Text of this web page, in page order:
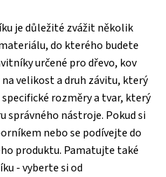
je důležité zvážit několik
do kterého budete
určené pro dřevo, kov
velikost a druh závitu, který
rozměry a tvar, který
správného nástroje. Pokud si
nebo se podívejte do
produktu. Pamatujte také
- vyberte si od